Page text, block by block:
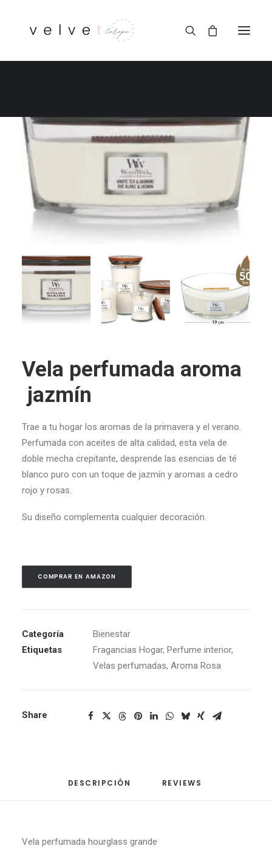
Vela perfumada aroma
jazmín
Trae a tu hogar los aromas de la primavera y el verano.
Perfumada con aceites de alta calidad, esta vela de
doble mecha crepitante, desprende las esencias de té
blanco puro con un toque de jazmín y aromas a cedro
rojo y rosas.
Su diseño complementa cualquier decoración.
COMPRAR EN AMAZON
Categoría
Bienestar
Etiquetas
Fragancias Hogar, Perfume interior,
Velas perfumadas, Aroma Rosa
Share
DESCRIPCIÓN REVIEWS
Vela perfumada hourglass grande